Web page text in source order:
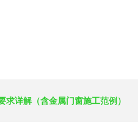
详解（含金属门窗施工范例）